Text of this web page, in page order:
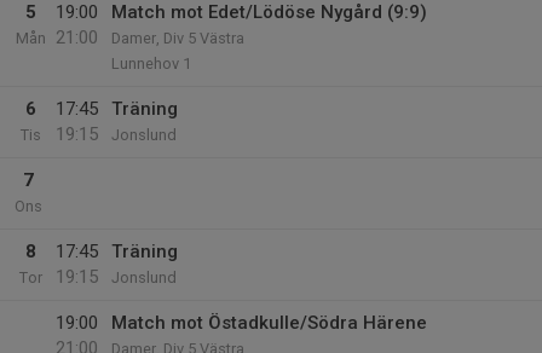
5
Mån
19:00
21:00
Match mot Edet/Lödöse Nygård (9:9)
Damer, Div 5 Västra
Lunnehov 1
6
Tis
17:45
19:15
Träning
Jonslund
7
Ons
8
Tor
17:45
19:15
Träning
Jonslund
19:00
21:00
Match mot Östadkulle/Södra Härene
Damer, Div 5 Västra